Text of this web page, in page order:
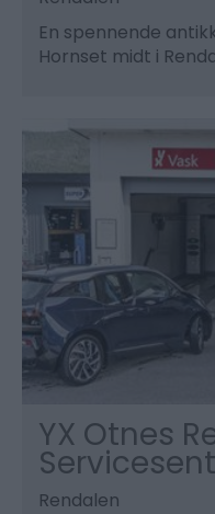
En spennende
Hornset midt i
YX Otnes
Rendalen